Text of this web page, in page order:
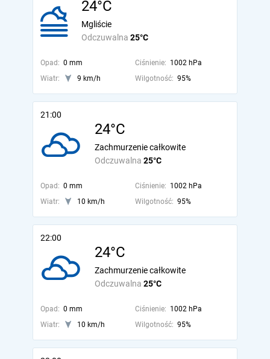
24°C
Odczuwalna 25°C
Mgliście
Opad: 0 mm Ciśnienie: 1002 hPa
Wiatr:
9 km/h Wilgotność: 95%
21:00
24°C
Odczuwalna 25°C
Zachmurzenie całkowite
Opad: 0 mm Ciśnienie: 1002 hPa
Wiatr:
10 km/h Wilgotność: 95%
22:00
24°C
Odczuwalna 25°C
Zachmurzenie całkowite
Opad: 0 mm Ciśnienie: 1002 hPa
Wiatr:
10 km/h Wilgotność: 95%